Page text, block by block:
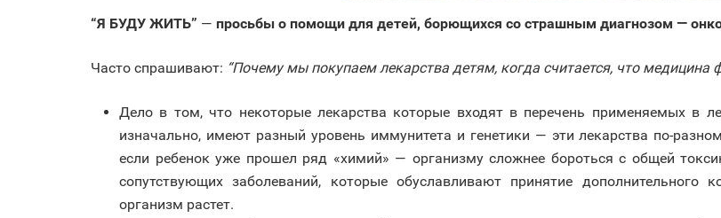
“Я БУДУ ЖИТЬ” — просьбы о помощи для детей, борющихся со страшным диагнозом —
Часто спрашивают: “Почему мы покупаем лекарства детям, когда считается, что медицина
Дело в том, что некоторые лекарства которые входят в перечень применяемых в
изначально, имеют разный уровень иммунитета и генетики — эти лекарства по-
если ребенок уже прошел ряд «химий» — организму сложнее бороться с общей
сопутствующих заболеваний, которые обуславливают принятие дополнительного
организм растет.